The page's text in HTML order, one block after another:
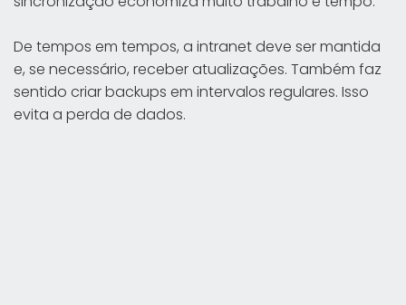
De tempos em tempos, a intranet deve ser mantida
e, se necessário, receber atualizações. Também faz
sentido criar backups em intervalos regulares. Isso
evita a perda de dados.